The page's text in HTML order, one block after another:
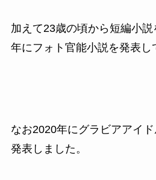
加えて23歳の頃から短編小説
年に フォト官能小説を発表し
なお2020年にグラビアアイ
発表しました。